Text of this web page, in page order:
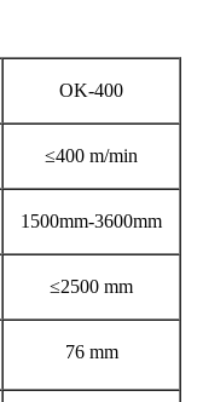
OK-400
≤400 m/min
1500mm-3600mm
≤2500 mm
76 mm